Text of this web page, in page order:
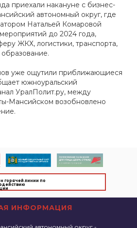
приехали накануне с бизнес-
автономный округ, где
Натальей Комаровой
до 2024 года,
ЖКХ, логистики, транспорта,
уже ощутили приближающиеся
южноуральский
УралПолит.ру, между
Мансийском возобновлено
ИНФОРМАЦИЯ
горячей линии по